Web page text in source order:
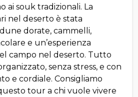
ai souk tradizionali. La
nel deserto è stata
dorate, cammelli,
e un’esperienza
campo nel deserto. Tutto
senza stress, e con
e cordiale. Consigliamo
tour a chi vuole vivere